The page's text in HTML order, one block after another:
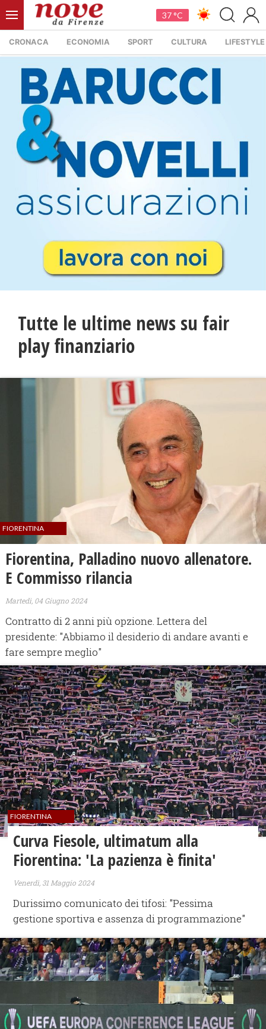
37 °C
CRONACA ECONOMIA SPORT CULTURA LIFESTYLE
Tutte le ultime news su fair
play finanziario
FIORENTINA
Fiorentina, Palladino nuovo allenatore.
E Commisso rilancia
Martedì, 04 Giugno 2024
Contratto di 2 anni più opzione. Lettera del
presidente: "Abbiamo il desiderio di andare avanti e
fare sempre meglio"
FIORENTINA
Curva Fiesole, ultimatum alla
Fiorentina: 'La pazienza è finita'
Venerdì, 31 Maggio 2024
Durissimo comunicato dei tifosi: "Pessima
gestione sportiva e assenza di programmazione"